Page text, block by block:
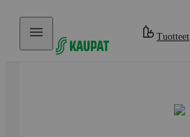
Hyppää sisältöön
Tuotteet